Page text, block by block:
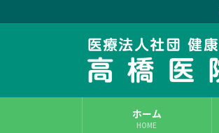
ン
ビ
ホーム
HOME